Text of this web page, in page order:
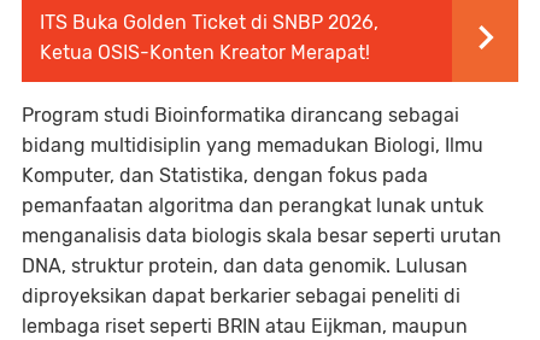
ITS Buka Golden Ticket di SNBP 2026,
Ketua OSIS-Konten Kreator Merapat!
Program studi Bioinformatika dirancang sebagai
bidang multidisiplin yang memadukan Biologi, Ilmu
Komputer, dan Statistika, dengan fokus pada
pemanfaatan algoritma dan perangkat lunak untuk
menganalisis data biologis skala besar seperti urutan
DNA, struktur protein, dan data genomik. Lulusan
diproyeksikan dapat berkarier sebagai peneliti di
lembaga riset seperti BRIN atau Eijkman, maupun